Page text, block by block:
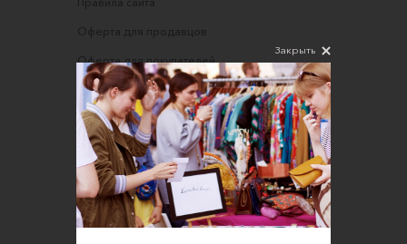
Оферта для продавцов
Оферта для покупателей
Политика конфиденциальности
Согласие на обработку персональных данных
Закрыть